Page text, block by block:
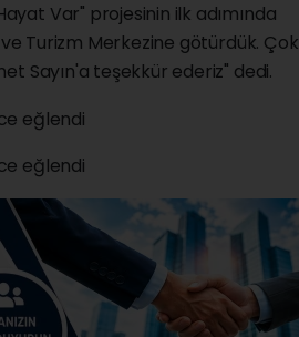
Var" projesinin ilk adımında
ve Turizm Merkezine götürdük. Çok
Sayın'a teşekkür ederiz" dedi.